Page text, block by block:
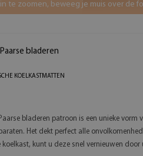
te zoomen, beweeg je muis over de
bladeren
KOELKASTMATTEN
bladeren patroon is een unieke
Het dekt perfect alle
kunt u deze snel vernieuwen